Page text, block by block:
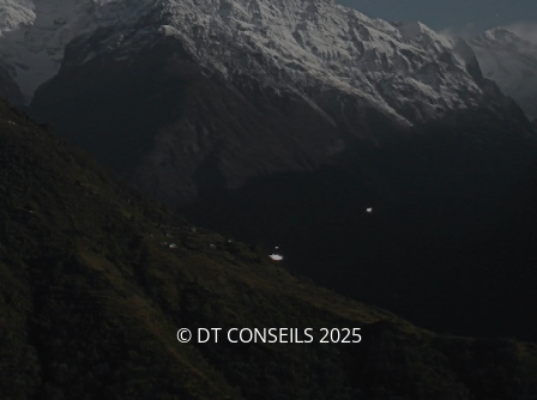
© DT CONSEILS 2025